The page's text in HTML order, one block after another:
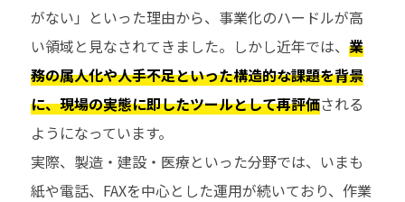
がない」といった理由から、事業化のハードルが高
い領域と見なされてきました。しかし近年では、 業
務の属人化や人手不足といった構造的な課題を背景
に、現場の実態に即したツールとして再評価される
ようになっています。
実際、製造・建設・医療といった分野では、いまも
紙や電話、FAXを中心とした運用が続いており、作業